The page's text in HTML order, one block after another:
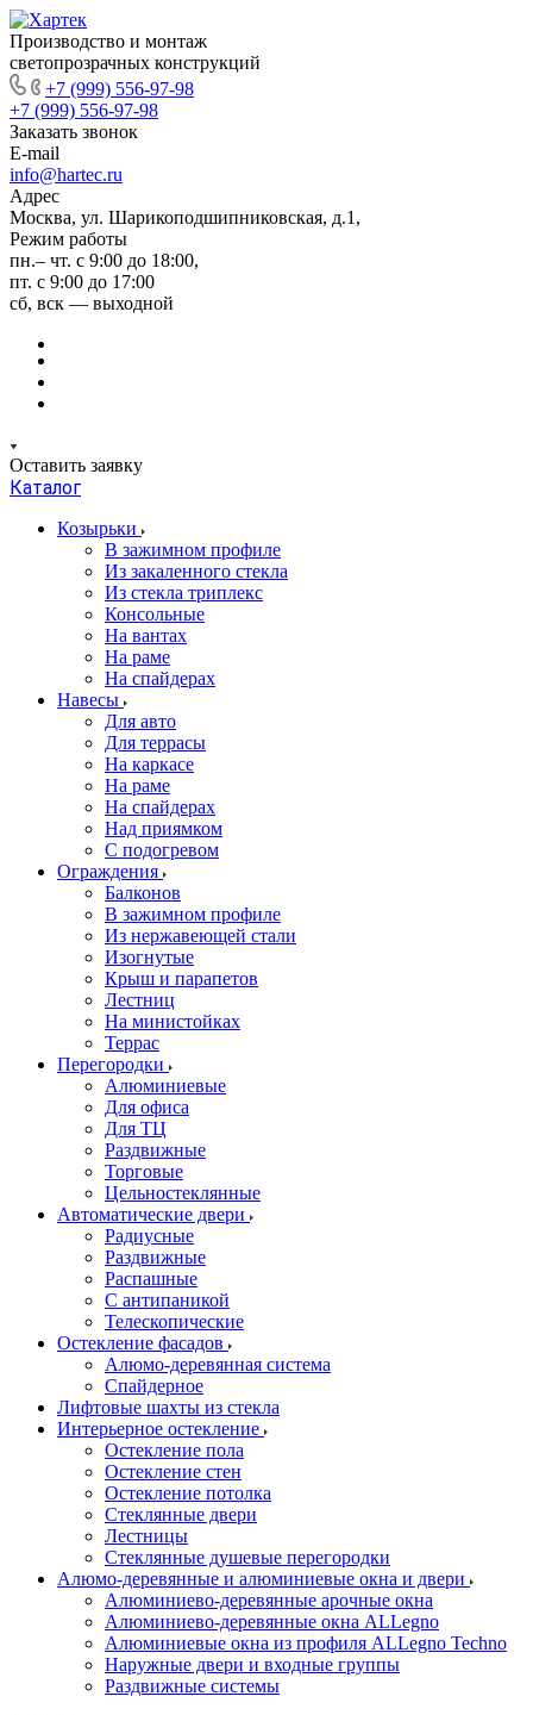
Производство и монтаж
светопрозрачных конструкций
+7 (999) 556-97-98
+7 (999) 556-97-98
Заказать звонок
E-mail
info@hartec.ru
Адрес
Москва, ул. Шарикоподшипниковская, д.1,
Режим работы
пн.– чт. с 9:00 до 18:00,
пт. с 9:00 до 17:00
сб, вск — выходной
Оставить заявку
Каталог
Козырьки
В зажимном профиле
Из закаленного стекла
Из стекла триплекс
Консольные
На вантах
На раме
На спайдерах
Навесы
Для авто
Для террасы
На каркасе
На раме
На спайдерах
Над приямком
С подогревом
Ограждения
Балконов
В зажимном профиле
Из нержавеющей стали
Изогнутые
Крыш и парапетов
Лестниц
На министойках
Террас
Перегородки
Алюминиевые
Для офиса
Для ТЦ
Раздвижные
Торговые
Цельностеклянные
Автоматические двери
Радиусные
Раздвижные
Распашные
С антипаникой
Телескопические
Остекление фасадов
Алюмо-деревянная система
Спайдерное
Лифтовые шахты из стекла
Интерьерное остекление
Остекление пола
Остекление стен
Остекление потолка
Стеклянные двери
Лестницы
Стеклянные душевые перегородки
Алюмо-деревянные и алюминиевые окна и двери
Алюминиево-деревянные арочные окна
Алюминиево-деревянные окна ALLegno
Алюминиевые окна из профиля ALLegno Techno
Наружные двери и входные группы
Раздвижные системы